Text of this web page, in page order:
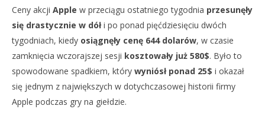
kwietnia
2012
damian
Ceny akcji Apple w przeciągu ostatniego tygodnia przesunęły
się drastycznie w dółi po ponad pięćdziesięciu dwóch
tygodniach, kiedy osiągnęły cenę 644 dolarów, w czasie
zamknięcia wczorajszej sesji kosztowały już 580$. Było to
spowodowane spadkiem, który wyniósł ponad 25$ i okazał
się jednym z największych w dotychczasowej historii firmy
Apple podczas gry na giełdzie.